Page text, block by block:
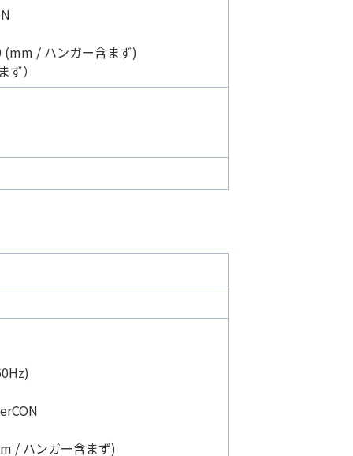
/ ハンガー含まず)
）
/ ハンガー含まず)